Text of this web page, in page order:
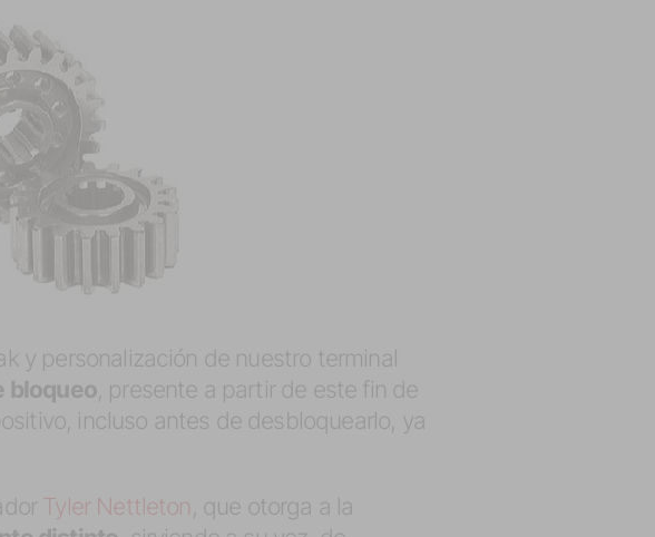
y personalización de nuestro terminal
bloqueo, presente a partir de este fin de
incluso antes de desbloquearlo, ya
Tyler Nettleton , que otorga a la